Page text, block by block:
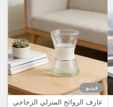
فيديو
عازف الروائح المنزلي الزجاجي